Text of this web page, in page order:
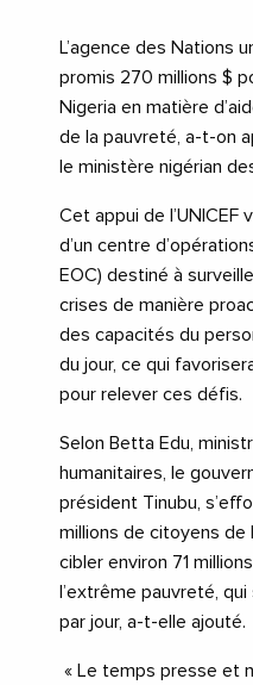
L’agence des Nations
promis 270 millions $
Nigeria en matière
de la pauvreté, a-t-on
le ministère nigérian
Cet appui de l’UNICEF
d’un centre
EOC) destiné à
crises de manière
des capacités du
du jour, ce qui
pour relever ces défis.
Selon Betta Edu,
humanitaires, le
président Tinubu,
millions de citoyens de
cibler environ 71
l’extrême pauvreté,
par jour, a-t-elle ajouté.
« Le temps presse et